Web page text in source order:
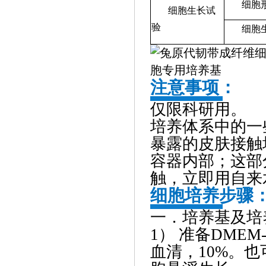
细胞生长试
验
细胞
细胞
注意事项：
仅限科研用。
培养体系中的
暴露的皮肤接
容器内部；这
触，立即用自
细胞培养步骤
一．培养基及
1） 准备
血清，10%。